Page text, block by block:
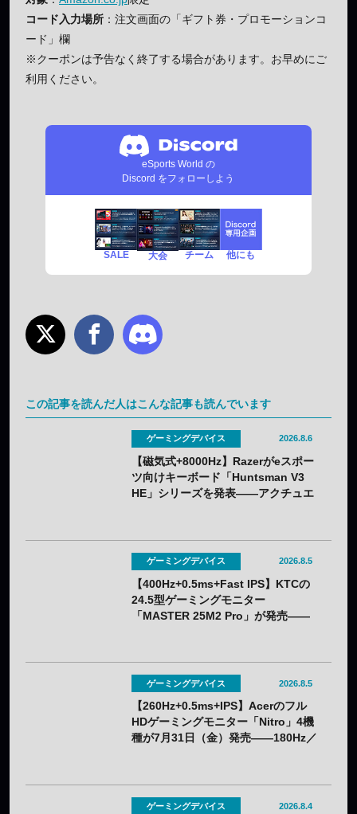
コード入力場所 ：注文画面の「ギフト券・プロモーションコ
ード」欄
※クーポンは予告なく終了する場合があります。お早めにご
利用ください。
eSports World の
Discord をフォローしよう
SALE 大会 チーム 他にも
この記事を読んだ人はこんな記事も読んでいます
ゲーミングデバイス 2026.8.6
【磁気式+8000Hz】Razerがeスポー
ツ向けキーボード「Huntsman V3
HE」シリーズを発表——アクチュエ
ゲーミングデバイス 2026.8.5
【400Hz+0.5ms+Fast IPS】KTCの
24.5型ゲーミングモニター
「MASTER 25M2 Pro」が発売——
ゲーミングデバイス 2026.8.5
【260Hz+0.5ms+IPS】Acerのフル
HDゲーミングモニター「Nitro」4機
種が7月31日（金）発売——180Hz／
ゲーミングデバイス 2026.8.4